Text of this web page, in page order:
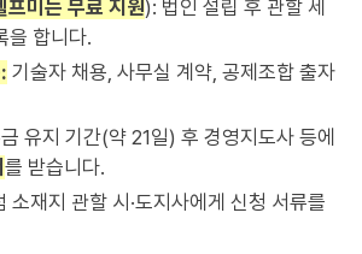
프미는 무료 지원): 법인 설립 후 관할 세
을 합니다.
기술자 채용, 사무실 계약, 공제조합 출자
유지 기간(약 21일) 후 경영지도사 등에
를 받습니다.
소재지 관할 시·도지사에게 신청 서류를